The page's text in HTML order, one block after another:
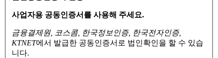
사업자용 공동인증서를 사용해 주세요.
금융결제원, 코스콤, 한국정보인증, 한국전자인증,
KTNET에서 발급한 공동인증서로 법인확인을 할 수 있습
니다.